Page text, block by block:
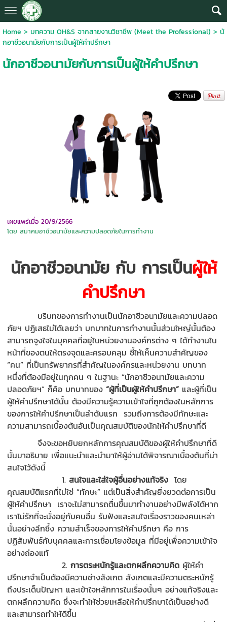
Home > บทความ OH&S จากสายงานวิชาชีพ (Meet the Professional) > นั
กอาชีวอนามัยกับการเป็นผู้ให้คำปรึกษา
นักอาชีวอนามัยกับการเป็นผู้ให้คำปรึกษา
เผยแพร่เมื่อ 20/9/2566
โดย สมาคมอาชีวอนามัยและความปลอดภัยในการทำงาน
นักอาชีวอนามัย กับ การเป็นผู้ให้
คำปรึกษา
บริบทของการทำงานเป็นนักอาชีวอนามัยและความปลอด
ภัยฯ ปฏิเสธไม่ได้เลยว่า บทบาทในการทำงานนั้นส่วนใหญ่นั้นต้อง
สามารถจูงใจในบุคคลที่อยู่ในหน่วยงานองค์กรต่าง ๆ ได้ทำงานใน
หน้าที่ของตนให้ตรงจุดและครอบคลุม ชี้ให้เห็นความสำคัญของ
“คน” ที่เป็นทรัพยากรที่สำคัญในองค์กรและหน่วยงาน บทบาท
หนึ่งที่ต้องมีอยู่ในทุกคน ๆ ในฐานะ “นักอาชีวอนามัยและความ
ปลอดภัยฯ” ก็คือ บทบาทของ“ผู้ที่เป็นผู้ให้คำปรึกษา” และผู้ที่เป็น
ผู้ให้คำปรึกษาได้นั้น ต้องมีความรู้ความเข้าใจที่ถูกต้องในหลักการ
ของการให้คำปรึกษาเป็นลำดับแรก รวมถึงการต้องมีทักษะและ
ความสามารถเบื้องต้นอันเป็นคุณสมบัติของนักให้คำปรึกษาที่ดี
จึงจะขอหยิบยกหลักการคุณสมบัติของผู้ให้คำปรึกษาที่ดี
นั้นมาอธิบาย เพื่อแนะนำและนำมาให้ผู้อ่านได้พิจารณาเบื้องต้นที่น่า
สนใจไว้ดังนี้
1.สนใจและใส่ใจผู้อื่นอย่างแท้จริง โดย
คุณสมบัติแรกที่ไม่ใช่ “ทักษะ” แต่เป็นสิ่งสำคัญยิ่งยวดต่อการเป็น
ผู้ให้คำปรึกษา เราจะไม่สามารถตื่นขึ้นมาทำงานอย่างมีพลังได้หาก
เราไม่รักที่จะนั่งอยู่กับคนอื่น รับฟังและสนใจเรื่องราวของคนเหล่า
นั้นอย่างลึกซึ้ง ความสำเร็จของการให้คำปรึกษา คือ การ
ปฏิสัมพันธ์กับบุคคลและการเชื่อมโยงข้อมูล ที่มีอยู่เพื่อความเข้าใจ
อย่างถ่องแท้
2.การตระหนักรู้และตกผลึกความคิด ผู้ให้คำ
ปรึกษาจำเป็นต้องมีความช่างสังเกต สังเกตและมีความตระหนักรู้
ถึงประเด็นปัญหา และเข้าใจหลักการในเรื่องนั้นๆ อย่างแท้จริงและ
ตกผลึกความคิด ซึ่งจะทำให้ช่วยเหลือให้คำปรึกษาได้เป็นอย่างดี
และสามารถทำให้ดีขึ้น